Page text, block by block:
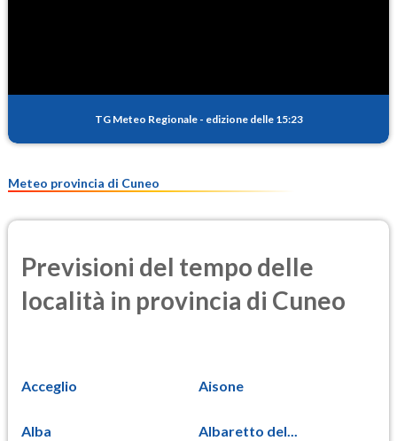
TG Meteo Regionale - edizione delle 15:23
Meteo provincia di Cuneo
Previsioni del tempo delle
località in provincia di Cuneo
Acceglio Aisone
Alba Albaretto del...